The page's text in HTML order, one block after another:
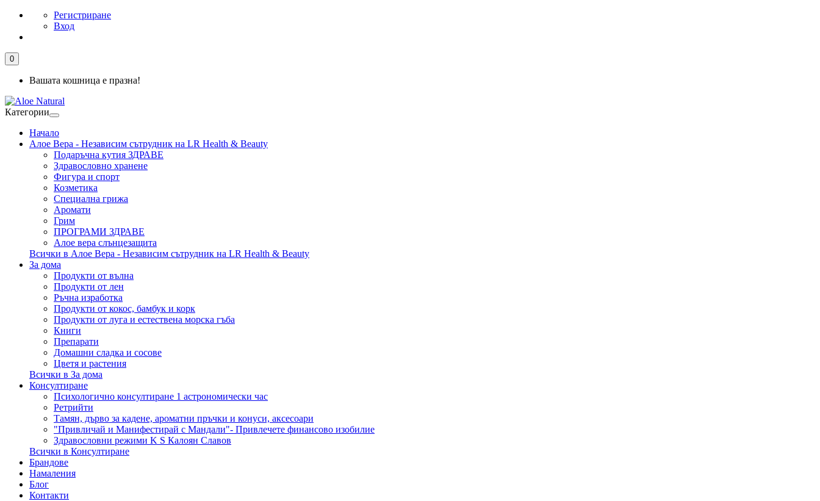
Регистриране
Вход
0
Вашата кошница е празна!
Категории
Начало
Алое Вера - Независим сътрудник на LR Health & Beauty
Подаръчна кутия ЗДРАВЕ
Здравословно хранене
Фигура и спорт
Козметика
Специална грижа
Аромати
Грим
ПРОГРАМИ ЗДРАВЕ
Алое вера слънцезащита
Всички в Алое Вера - Независим сътрудник на LR Health & Beauty
За дома
Продукти от вълна
Продукти от лен
Ръчна изработка
Продукти от кокос, бамбук и корк
Продукти от луга и естествена морска гъба
Книги
Препарати
Домашни сладка и сосове
Цветя и растения
Всички в За дома
Консултиране
Психологично консултиране 1 астрономически час
Ретрийти
Тамян, дърво за кадене, ароматни пръчки и конуси, аксесоари
"Привличай и Манифестирай с Мандали"- Привлечете финансово изобилие
Здравословни режими K S Калоян Славов
Всички в Консултиране
Брандове
Намаления
Блог
Контакти